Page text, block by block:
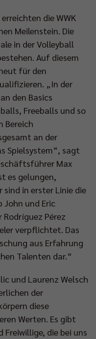
die WWK
Meilenstein. Die
in der Volleyball
Auf diesem
für den
„In der
den Basics
Freeballs und so
Bereich
an der
Spielsystem“, sagt
Max
es gelungen,
in erster Linie die
John und Eric
Pérez
verpflichtet. Das
aus Erfahrung
Talenten dar.“
und Laurenz Welsch
der
diese
Werten. Es gibt
die bei uns